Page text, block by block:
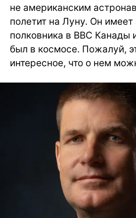
не американским
полетит на Луну. Он имеет
полковника в ВВС Канады
был в космосе. Пожалуй,
интересное, что о нем